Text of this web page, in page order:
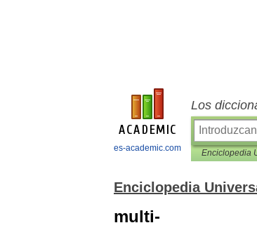
es-academic.com
Los
Enciclopedia
Enciclopedia
multi-